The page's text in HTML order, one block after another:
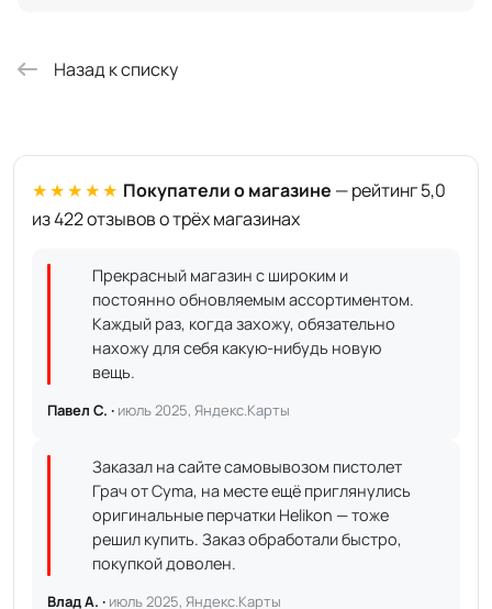
Назад к списку
★★★★★ Покупатели о магазине — рейтинг 5,0
из 422 отзывов о трёх магазинах
Прекрасный магазин с широким и
постоянно обновляемым ассортиментом.
Каждый раз, когда захожу, обязательно
нахожу для себя какую-нибудь новую
вещь.
Павел С. · июль 2025, Яндекс.Карты
Заказал на сайте самовывозом пистолет
Грач от Cyma, на месте ещё приглянулись
оригинальные перчатки Helikon — тоже
решил купить. Заказ обработали быстро,
покупкой доволен.
Влад А. · июль 2025, Яндекс.Карты